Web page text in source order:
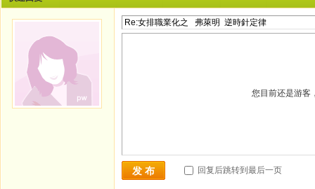
您目前还是游客
发 布 回复后跳转到最后一页